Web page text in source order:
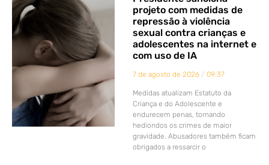
projeto com medidas de
repressão à violência
sexual contra crianças e
adolescentes na internet e
com uso de IA
7 de agosto de 2026 09:37
Medidas atualizam Estatuto da
Criança e do Adolescente e
endurecem penas, tornando
hediondos os crimes de maior
gravidade. Abusadores também ficam
obrigados a ressarcir o